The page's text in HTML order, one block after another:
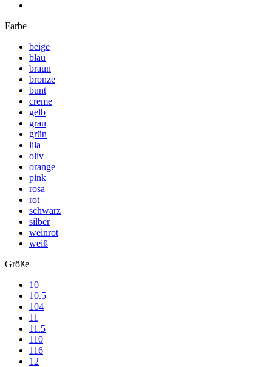
Farbe
beige
blau
braun
bronze
bunt
creme
gelb
grau
grün
lila
oliv
orange
pink
rosa
rot
schwarz
silber
weinrot
weiß
Größe
10
10.5
104
11
11.5
110
116
12